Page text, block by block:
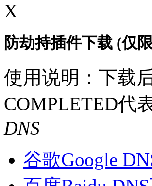
X
防劫持插件下载 (仅
使用说明：下载
COMPLETED代
DNS
谷歌Google